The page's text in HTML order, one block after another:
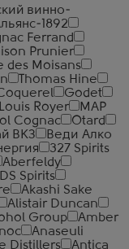
винно-
1892
Ferrand
Prunier
des Moisans
Thomas Hine
Godet
Louis Royer
MAP
Cognac
Otard
ВКЗ
Веди Алко
327 Spirits
Aberfeldy
Spirits
Akashi Sake
Alistair Duncan
Group
Amber
Anaseuli
Distillers
Antica